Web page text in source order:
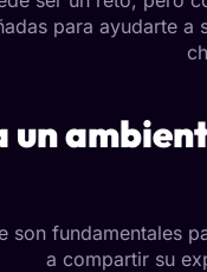
para ayudarte
un
son fundamentales
a compartir su